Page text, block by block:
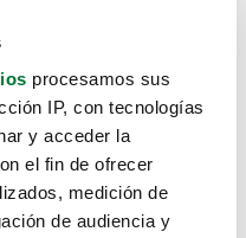
procesamos sus
IP, con tecnologías
y acceder la
el fin de ofrecer
medición de
de audiencia y
como
aquí.